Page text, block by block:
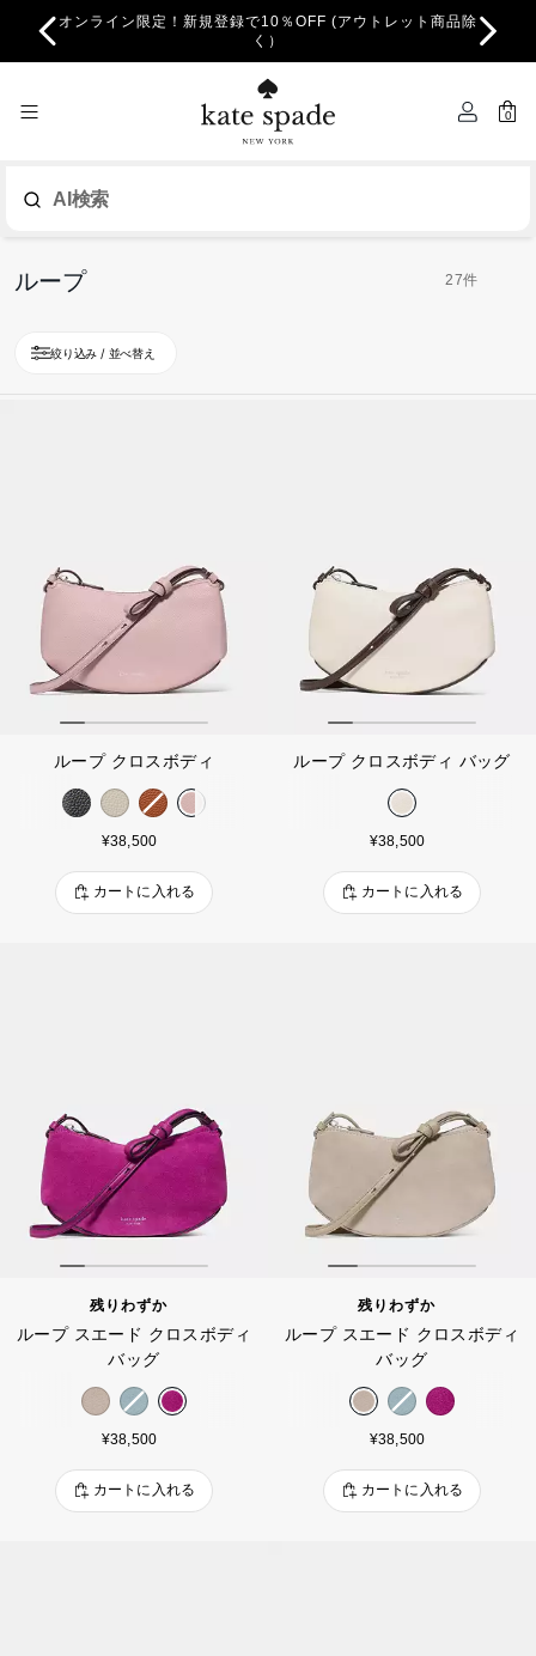
オンライン限定！新規登録で10％OFF (アウトレット商品除
く）
0
AI検索
ループ 27件
絞り込み / 並べ替え
ループ クロスボディ
¥38,500
カートに入れる
ループ クロスボディ バッグ
¥38,500
カートに入れる
残りわずか
ループ スエード クロスボディ
バッグ
¥38,500
カートに入れる
残りわずか
ループ スエード クロスボディ
バッグ
¥38,500
カートに入れる